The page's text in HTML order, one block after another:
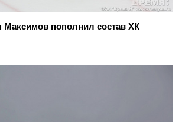
пополнил состав ХК